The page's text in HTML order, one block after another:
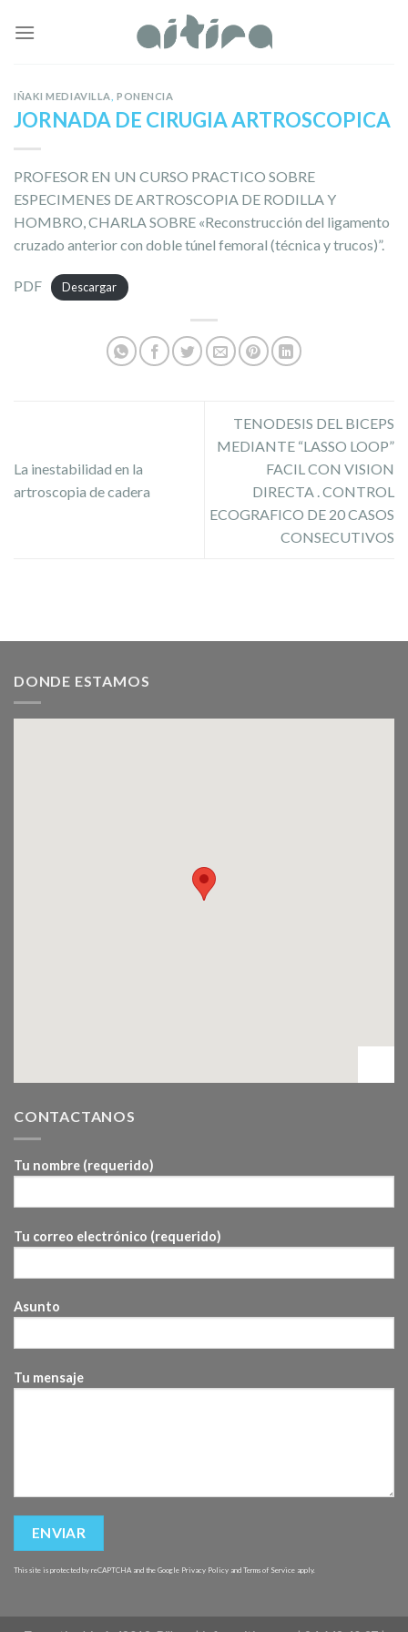
IÑAKI MEDIAVILLA ,PONENCIA
JORNADA DE CIRUGIA ARTROSCOPICA
PROFESOR EN UN CURSO PRACTICO SOBRE
ESPECIMENES DE ARTROSCOPIA DE RODILLA Y
HOMBRO, CHARLA SOBRE «Reconstrucción del ligamento
cruzado anterior con doble túnel femoral (técnica y trucos)”.
PDF Descargar
La inestabilidad en la
artroscopia de cadera
TENODESIS DEL BICEPS
MEDIANTE “LASSO LOOP”
FACIL CON VISION
DIRECTA . CONTROL
ECOGRAFICO DE 20 CASOS
CONSECUTIVOS
DONDE ESTAMOS
CONTACTANOS
Tu nombre (requerido)
Tu correo electrónico (requerido)
Asunto
Tu mensaje
This site is protected by reCAPTCHA and the Google Privacy Policy and Terms of Service apply.